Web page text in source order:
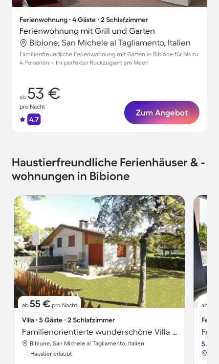
Ferienwohnung ∙ 4 Gäste ∙ 2 Schlafzimmer
Ferienwohnung mit Grill und Garten
Bibione, San Michele al Tagliamento, Italien
Familienfreundliche Ferienwohnung mit Garten in Bibione für bis zu
4 Personen – Ihr perfekter Rückzugsort am Meer!
ab 53 €
pro Nacht
4.7
Zum Angebot
Haustierfreundliche Ferienhäuser & -
wohnungen in Bibione
ab 55 € pro Nacht
Villa ∙ 5 Gäste ∙ 2 Schlafzimmer
Familienorientierte wunderschöne Villa mit Garten | Strand in der Nähe | Haustiere sind willkommen
Bibione, San Michele al Tagliamento, Italien
Haustier erlaubt
ab
5.0